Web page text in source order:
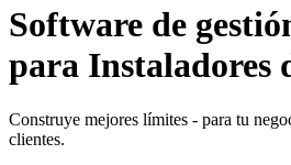
Software de
para Instaladores
Construye mejores límites - para tu
clientes.